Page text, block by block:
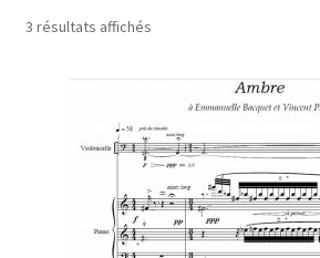
3 résultats affichés